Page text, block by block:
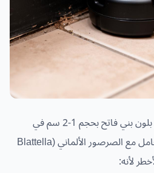
بلون بني فاتح بحجم 1-2 سم في
المطبخ، فأنت على الأرجح تتعامل مع الصرصور الألماني (Blattella